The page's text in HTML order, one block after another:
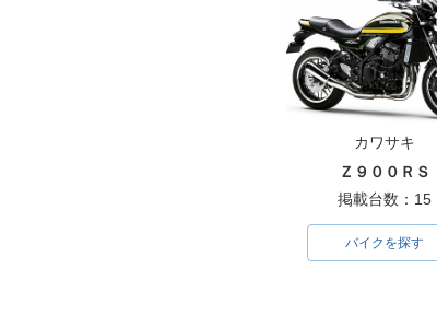
1998年 KLX250・新登
1981年
カワサキ
Ｚ９００ＲＳ
掲載台数：15
バイクを探す